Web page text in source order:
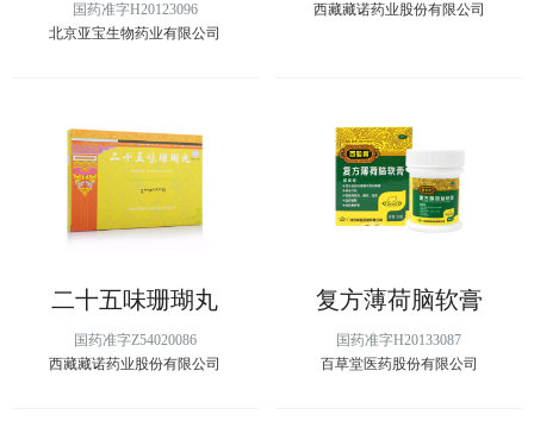
国药准字H20123096
北京亚宝生物药业有限公司
西藏藏诺药业股份有限公司
二十五味珊瑚丸
国药准字Z54020086
西藏藏诺药业股份有限公司
复方薄荷脑软膏
国药准字H20133087
百草堂医药股份有限公司